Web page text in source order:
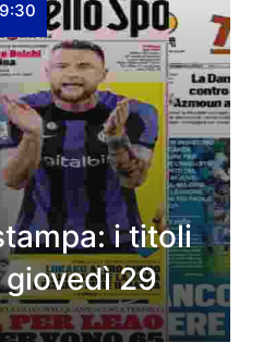
i titoli
giovedì 29